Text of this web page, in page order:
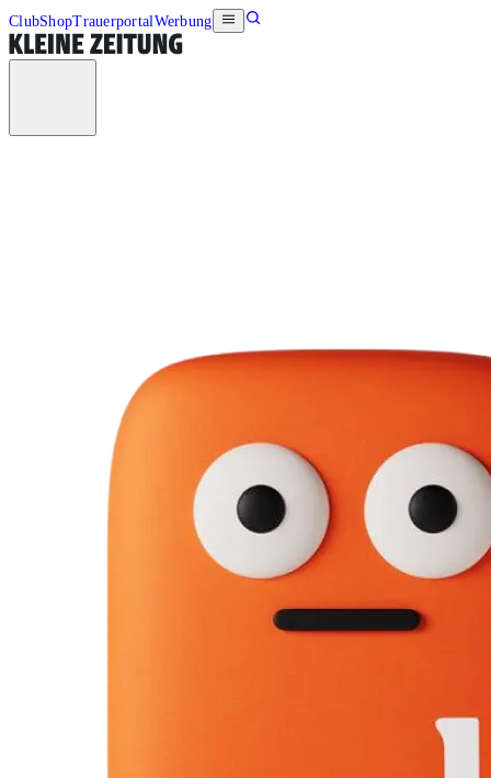
ClubShopTrauerportalWerbung